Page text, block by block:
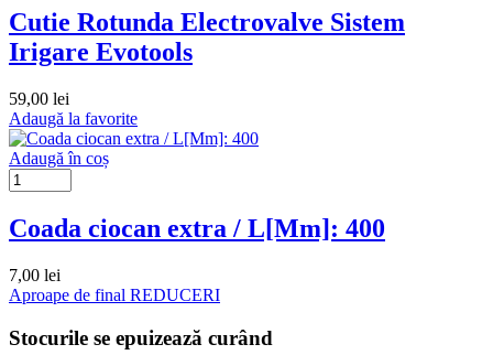
Cutie Rotunda Electrovalve Sistem
Irigare Evotools
59,00 lei
Adaugă la favorite
Adaugă în coș
Coada ciocan extra / L[Mm]: 400
7,00 lei
Aproape de final REDUCERI
Stocurile se epuizează curând